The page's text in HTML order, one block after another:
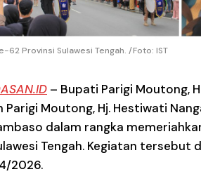
62 Provinsi Sulawesi Tengah. /Foto: IST
– Bupati Parigi Moutong,
Parigi Moutong, Hj. Hestiwati
dalam rangka
Tengah. Kegiatan tersebut
2026.